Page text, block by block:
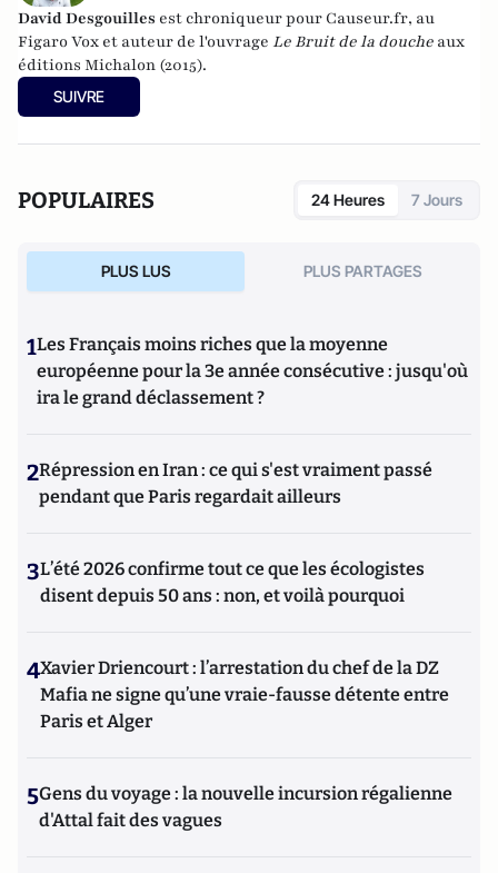
David Desgouilles est chroniqueur pour Causeur.fr, au
Figaro Vox et auteur de l'ouvrage Le Bruit de la douche aux
éditions Michalon (2015).
SUIVRE
POPULAIRES 24 Heures 7 Jours
PLUS LUS PLUS PARTAGES
1Les Français moins riches que la moyenne
européenne pour la 3e année consécutive : jusqu'où
ira le grand déclassement ?
2Répression en Iran : ce qui s'est vraiment passé
pendant que Paris regardait ailleurs
3L’été 2026 confirme tout ce que les écologistes
disent depuis 50 ans : non, et voilà pourquoi
4Xavier Driencourt : l’arrestation du chef de la DZ
Mafia ne signe qu’une vraie-fausse détente entre
Paris et Alger
5Gens du voyage : la nouvelle incursion régalienne
d'Attal fait des vagues